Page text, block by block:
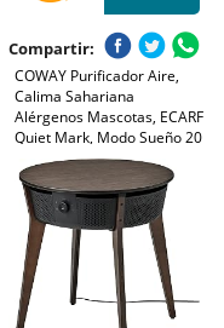
Compartir:
COWAY Purificador Aire,
Calima Sahariana
Alérgenos Mascotas, ECARF
Quiet Mark, Modo Sueño 20
dB, Prefiltro Lavable,
HyperCaptive 99,999%
0,01µm, CADR 281m³/h,
Garantía 3 Años, Airmega
150, Verde